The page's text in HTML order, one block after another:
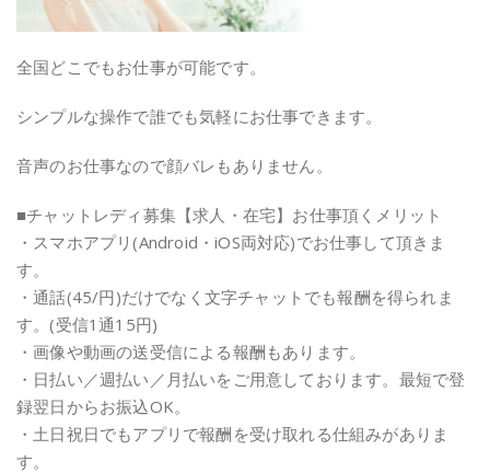
全国どこでもお仕事が可能です。
シンプルな操作で誰でも気軽にお仕事できます。
音声のお仕事なので顔バレもありません。
■チャットレディ募集【求人・在宅】お仕事頂くメリット
・スマホアプリ(Android・iOS両対応)でお仕事して頂きま
す。
・通話(45/円)だけでなく文字チャットでも報酬を得られま
す。(受信1通15円)
・画像や動画の送受信による報酬もあります。
・日払い／週払い／月払いをご用意しております。最短で登
録翌日からお振込OK。
・土日祝日でもアプリで報酬を受け取れる仕組みがありま
す。